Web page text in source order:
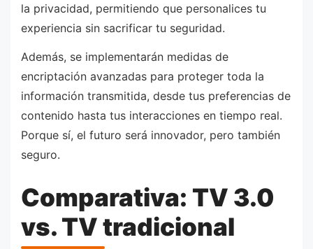
la privacidad, permitiendo que personalices tu
experiencia sin sacrificar tu seguridad.
Además, se implementarán medidas de
encriptación avanzadas para proteger toda la
información transmitida, desde tus preferencias de
contenido hasta tus interacciones en tiempo real.
Porque sí, el futuro será innovador, pero también
seguro.
Comparativa: TV 3.0
vs. TV tradicional